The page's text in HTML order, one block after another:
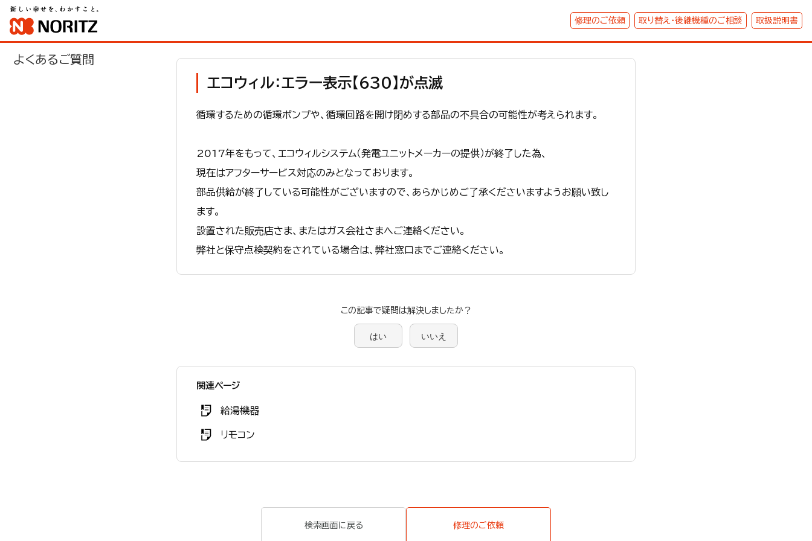
修理のご依頼 取り替え・後継機種のご相談 取扱説明書
よくあるご質問
エコウィル：エラー表示【630】が点滅
循環するための循環ポンプや、循環回路を開け閉めする部品の不具合の可能性が考えられます。
2017年をもって、エコウィルシステム（発電ユニットメーカーの提供）が終了した為、
現在はアフターサービス対応のみとなっております。
部品供給が終了している可能性がございますので、あらかじめご了承くださいますようお願い致し
ます。
設置された販売店さま、またはガス会社さまへご連絡ください。
弊社と保守点検契約をされている場合は、弊社窓口までご連絡ください。
この記事で疑問は解決しましたか？
はい いいえ
関連ページ
給湯機器
リモコン
検索画面に戻る 修理のご依頼